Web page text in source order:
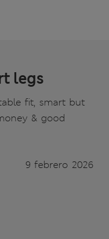
legs
fit, smart but
& good
9 febrero 2026